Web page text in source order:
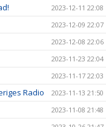
2023-12-11 22:08
2023-12-09 22:07
2023-12-08 22:06
2023-11-23 22:04
2023-11-17 22:03
Radio 2023-11-13 21:50
2023-11-08 21:48